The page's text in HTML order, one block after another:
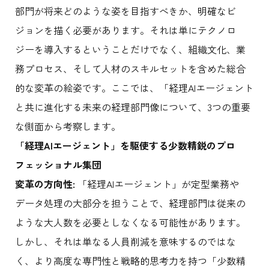
部門が将来どのような姿を目指すべきか、明確なビ
ジョンを描く必要があります。それは単にテクノロ
ジーを導入するということだけでなく、組織文化、業
務プロセス、そして人材のスキルセットを含めた総合
的な変革の絵姿です。ここでは、「経理AIエージェント
と共に進化する未来の経理部門像について、3つの重要
な側面から考察します。
「経理AIエージェント」を駆使する少数精鋭のプロ
フェッショナル集団
変革の方向性: 「経理AIエージェント」が定型業務や
データ処理の大部分を担うことで、経理部門は従来の
ような大人数を必要としなくなる可能性があります。
しかし、それは単なる人員削減を意味するのではな
く、より高度な専門性と戦略的思考力を持つ「少数精